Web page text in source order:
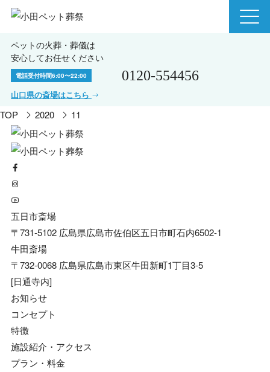
ペットの火葬・葬儀は
安心してお任せください
電話受付時間6:00〜22:00 0120-554456
山口県の斎場はこちら
TOP 2020 11
五日市斎場
〒731-5102 広島県広島市佐伯区五日市町石内6502-1
牛田斎場
〒732-0068 広島県広島市東区牛田新町1丁目3-5
[日通寺内]
お知らせ
コンセプト
特徴
施設紹介・アクセス
プラン・料金